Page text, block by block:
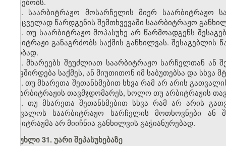
4. საარბიტრაჟო მოსარჩელის მიერ
დაუცველად წარდგენის შემთხვევაში საარბიტრაჟო
5. თუ საარბიტრაჟო მოპასუხე არ წარმოადგენს
არბიტრაჟი განაგრძობს საქმის განხილვას.
ცნობად.
6. მხარეებს შეუძლიათ საარბიტრაჟო სარჩელთან ან
უკავშირდება საქმეს, ან მიუთითონ იმ საბუთებსა და
7. თუ მხარეთა შეთანხმებით სხვა რამ არ არის
და არბიტრაჟის თავმჯდომარეს, ხოლო თუ არბიტრაჟის
8. თუ მხარეთა შეთანხმებით სხვა რამ არ არის
შეცვალოს საარბიტრაჟო სარჩელის მოთხოვნები
არბიტრაჟმა არ მიიჩნია განხილვის გაჭიანურებად.
მუხლი 31. უარი შეპასუხებაზე